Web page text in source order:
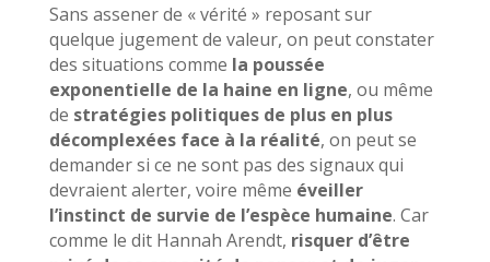
Sans assener de « vérité » reposant sur
quelque jugement de valeur, on peut constater
des situations comme la poussée
exponentielle de la haine en ligne, ou même
de stratégies politiques de plus en plus
décomplexées face à la réalité, on peut se
demander si ce ne sont pas des signaux qui
devraient alerter, voire même éveiller
l’instinct de survie de l’espèce humaine. Car
comme le dit Hannah Arendt, risquer d’être